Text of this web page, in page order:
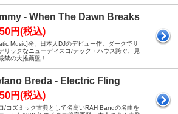
- When The Dawn Breaks
円(税込)
Music]発、日本人DJのデビュー作。ダークでサ
リックなニューディスコ/テック・ハウス跨ぐ、見
禁の大推薦盤！
Breda - Electric Fling
円(税込)
/コズミック古典として名高いRAH Bandの名曲を